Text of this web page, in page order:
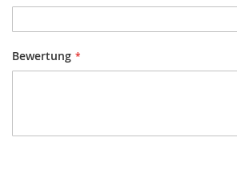
Bewertung